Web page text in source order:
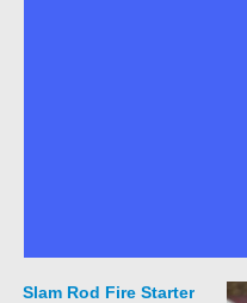
Slam Rod Fire Starter